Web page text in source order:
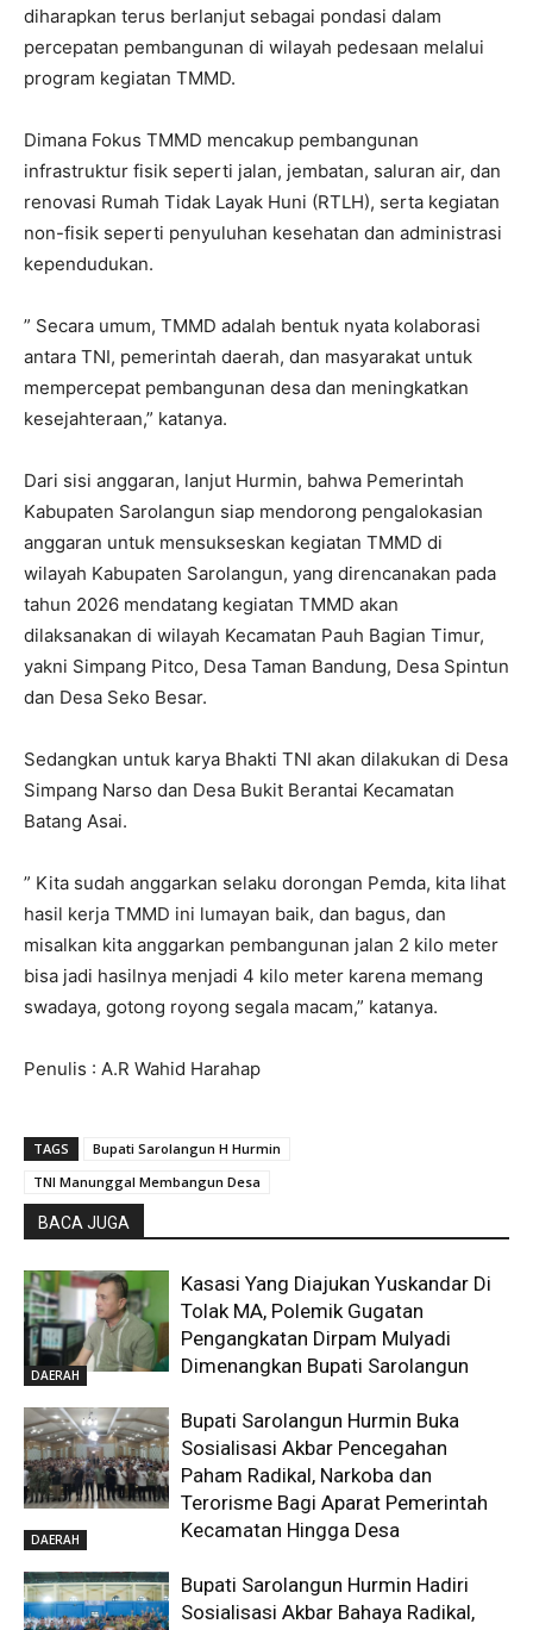
diharapkan terus berlanjut sebagai pondasi dalam
percepatan pembangunan di wilayah pedesaan melalui
program kegiatan TMMD.
Dimana Fokus TMMD mencakup pembangunan
infrastruktur fisik seperti jalan, jembatan, saluran air, dan
renovasi Rumah Tidak Layak Huni (RTLH), serta kegiatan
non-fisik seperti penyuluhan kesehatan dan administrasi
kependudukan.
” Secara umum, TMMD adalah bentuk nyata kolaborasi
antara TNI, pemerintah daerah, dan masyarakat untuk
mempercepat pembangunan desa dan meningkatkan
kesejahteraan,” katanya.
Dari sisi anggaran, lanjut Hurmin, bahwa Pemerintah
Kabupaten Sarolangun siap mendorong pengalokasian
anggaran untuk mensukseskan kegiatan TMMD di
wilayah Kabupaten Sarolangun, yang direncanakan pada
tahun 2026 mendatang kegiatan TMMD akan
dilaksanakan di wilayah Kecamatan Pauh Bagian Timur,
yakni Simpang Pitco, Desa Taman Bandung, Desa Spintun
dan Desa Seko Besar.
Sedangkan untuk karya Bhakti TNI akan dilakukan di Desa
Simpang Narso dan Desa Bukit Berantai Kecamatan
Batang Asai.
” Kita sudah anggarkan selaku dorongan Pemda, kita lihat
hasil kerja TMMD ini lumayan baik, dan bagus, dan
misalkan kita anggarkan pembangunan jalan 2 kilo meter
bisa jadi hasilnya menjadi 4 kilo meter karena memang
swadaya, gotong royong segala macam,” katanya.
Penulis : A.R Wahid Harahap
TAGS
Bupati Sarolangun H Hurmin
TNI Manunggal Membangun Desa
BACA JUGA
DAERAH
Kasasi Yang Diajukan Yuskandar Di
Tolak MA, Polemik Gugatan
Pengangkatan Dirpam Mulyadi
Dimenangkan Bupati Sarolangun
DAERAH
Bupati Sarolangun Hurmin Buka
Sosialisasi Akbar Pencegahan
Paham Radikal, Narkoba dan
Terorisme Bagi Aparat Pemerintah
Kecamatan Hingga Desa
Bupati Sarolangun Hurmin Hadiri
Sosialisasi Akbar Bahaya Radikal,